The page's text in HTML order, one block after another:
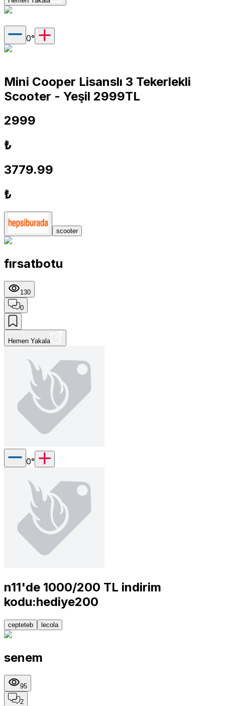
0°
Mini Cooper Lisanslı 3 Tekerlekli
Scooter - Yeşil 2999TL
2999
₺
3779.99
₺
scooter
fırsatbotu
130
0
Hemen Yakala
0°
n11'de 1000/200 TL indirim
kodu:hediye200
cepteteb lecola
senem
95
2